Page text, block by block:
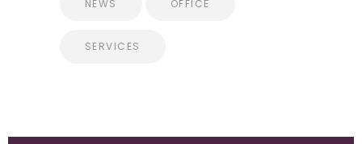
NEWS OFFICE
SERVICES